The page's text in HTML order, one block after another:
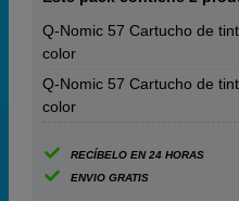
Q-Nomic 57 Cartucho de
color
Q-Nomic 57 Cartucho de
color
RECÍBELO EN 24 HORAS
ENVIO GRATIS